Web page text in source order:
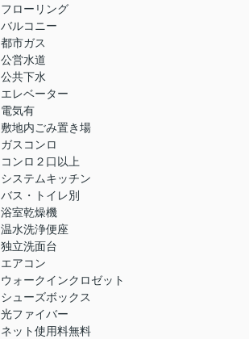
フローリング
バルコニー
都市ガス
公営水道
公共下水
エレベーター
電気有
敷地内ごみ置き場
ガスコンロ
コンロ２口以上
システムキッチン
バス・トイレ別
浴室乾燥機
温水洗浄便座
独立洗面台
エアコン
ウォークインクロゼット
シューズボックス
光ファイバー
ネット使用料無料